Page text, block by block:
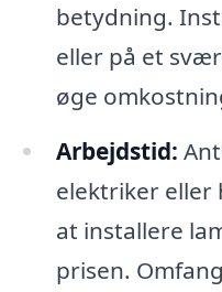
betydning.
eller på et
øge
Arbejdstid:
elektriker
at installere
prisen.